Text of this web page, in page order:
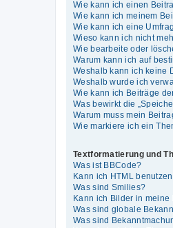
Wie kann ich einen
Wie kann ich meinem
Wie kann ich eine
Wieso kann ich nicht
Wie bearbeite oder
Warum kann ich auf
Weshalb kann ich keine
Weshalb wurde ich
Wie kann ich Beiträge
Was bewirkt die
Warum muss mein
Wie markiere ich ein
Textformatierung und
Was ist BBCode?
Kann ich HTML
Was sind Smilies?
Kann ich Bilder in
Was sind globale
Was sind